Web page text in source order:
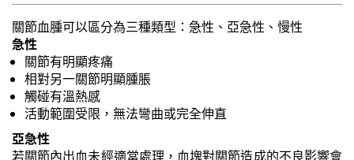
關節血腫可以區分為三種類型：急性、亞急性、慢性
急性
關節有明顯疼痛
相對另一關節明顯腫脹
觸碰有溫熱感
活動範圍受限，無法彎曲或完全伸直
亞急性
若關節內出血未經適當處理，血塊對關節造成的不良影響會